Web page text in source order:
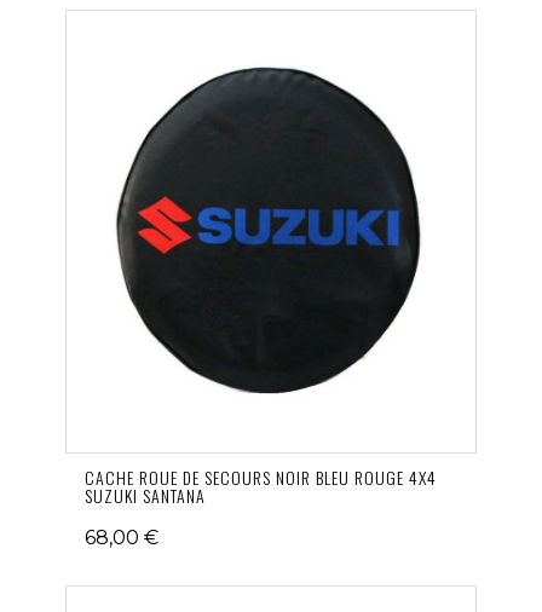
CACHE ROUE DE SECOURS NOIR BLEU ROUGE 4X4
SUZUKI SANTANA
68,00 €